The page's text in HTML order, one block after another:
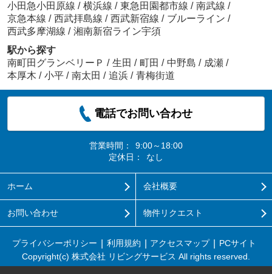
小田急小田原線 / 横浜線 / 東急田園都市線 / 南武線 /
京急本線 / 西武拝島線 / 西武新宿線 / ブルーライン /
西武多摩湖線 / 湘南新宿ライン宇須
駅から探す
南町田グランベリーＰ / 生田 / 町田 / 中野島 / 成瀬 /
本厚木 / 小平 / 南太田 / 追浜 / 青梅街道
電話でお問い合わせ
営業時間：
9:00～18:00
定休日：
なし
ホーム 会社概要
お問い合わせ 物件リクエスト
プライバシーポリシー 利用規約 アクセスマップ
PCサイト
Copyright(c) 株式会社 リビングサービス All rights reserved.